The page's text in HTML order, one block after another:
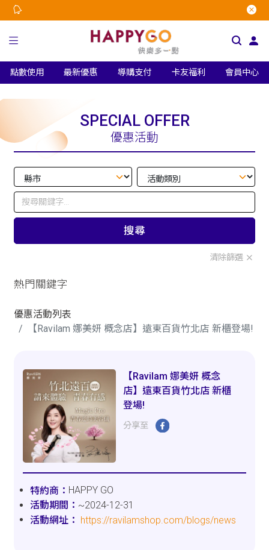
點數使用 最新優惠 導購支付 卡友福利 會員中心
SPECIAL OFFER
優惠活動
搜尋
清除篩選
熱門關鍵字
優惠活動列表
【Ravilam 娜美妍 概念店】遠東百貨竹北店 新櫃登場!
【Ravilam 娜美妍 概念
店】遠東百貨竹北店 新櫃
登場!
分享至
HAPPY GO
~2024-12-31
https://ravilamshop.com/blogs/news